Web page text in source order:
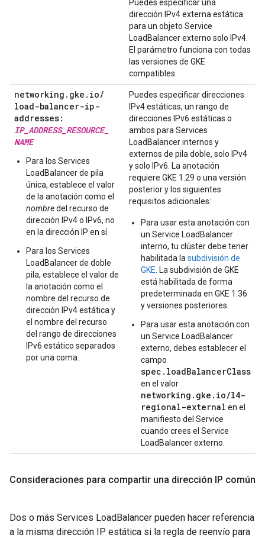
Puedes especificar una
dirección IPv4 externa estática
para un objeto Service
LoadBalancer externo solo IPv4.
El parámetro funciona con todas
las versiones de GKE
compatibles.
networking . gke . io/
load-balancer-ip-
addresses:
IP_ ADDRESS_ RESOURCE_
NAME
Para los Services
LoadBalancer de pila
única, establece el valor
de la anotación como el
nombredel recurso de
dirección IPv4 o IPv6, no
en la dirección IP en sí.
Para los Services
LoadBalancer de doble
pila, establece el valor de
la anotación como el
nombre del recurso de
dirección IPv4 estática y
el nombre del recurso
del rango de direcciones
IPv6 estático separados
por una coma.
Puedes especificar direcciones
IPv4 estáticas, un rango de
direcciones IPv6 estáticas o
ambos para Services
LoadBalancer internos y
externos de pila doble, solo IPv4
y solo IPv6. La anotación
requiere GKE 1.29 o una versión
posterior y los siguientes
requisitos adicionales:
Para usar esta anotación con
un Service LoadBalancer
interno, tu clúster debe tener
habilitada la subdivisión de
GKE . La subdivisión de GKE
está habilitada de forma
predeterminada en GKE 1.36
y versiones posteriores.
Para usar esta anotación con
un Service LoadBalancer
externo, debes establecer el
campo
spec.loadBalancerClass
en el valor
networking.gke.io/l4-
regional-external en el
manifiesto del Service
cuando crees el Service
LoadBalancer externo.
Consideraciones para compartir una dirección IP común
Dos o más Services LoadBalancer pueden hacer referencia
a la misma dirección IP estática si la regla de reenvío para